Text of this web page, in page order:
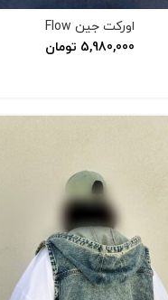
اورکت جین Flow
5,980,000 تومان